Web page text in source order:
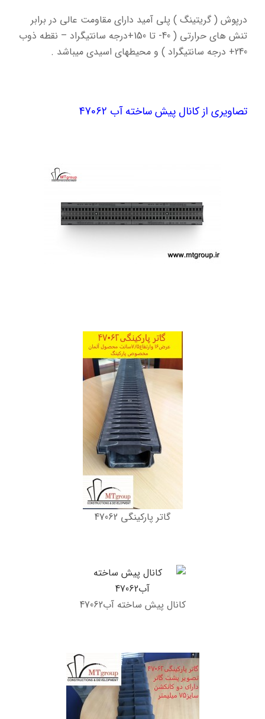
درپوش ( گریتینگ ) پلی آمید دارای مقاومت عالی در برابر
تنش های حرارتی
( 40- تا 150+درجه سانتیگراد – نقطه ذوب
240+ درجه سانتیگراد ) و محیطهای اسیدی میباشد .
تصاویری از کانال پیش ساخته آب 47062
گاتر پارکینگی 47062
کانال پیش ساخته آب47062